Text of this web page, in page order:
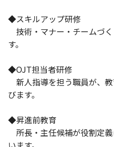
◆スキルアップ研修
技術・マナー・チームづ
す。
◆OJT担当者研修
新人指導を担う職員が、
びます。
◆昇進前教育
所長・主任候補が役割定